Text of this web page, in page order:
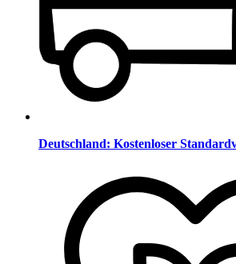
Deutschland: Kostenloser